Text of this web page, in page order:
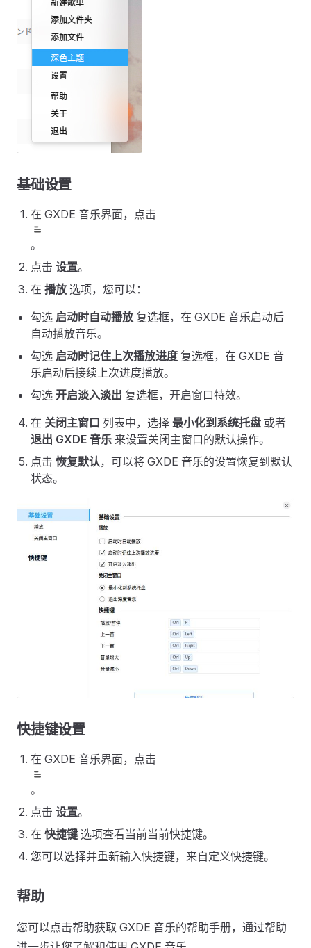
基础设置
在 GXDE 音乐界面，点击
。
点击 设置。
在 播放 选项，您可以：
勾选 启动时自动播放 复选框，在 GXDE 音乐启动后
自动播放音乐。
勾选 启动时记住上次播放进度 复选框，在 GXDE 音
乐启动后接续上次进度播放。
勾选 开启淡入淡出 复选框，开启窗口特效。
在 关闭主窗口 列表中，选择 最小化到系统托盘 或者
退出 GXDE 音乐 来设置关闭主窗口的默认操作。
点击 恢复默认，可以将 GXDE 音乐的设置恢复到默认
状态。
快捷键设置
在 GXDE 音乐界面，点击
。
点击 设置。
在 快捷键 选项查看当前当前快捷键。
您可以选择并重新输入快捷键，来自定义快捷键。
帮助
您可以点击帮助获取 GXDE 音乐的帮助手册，通过帮助